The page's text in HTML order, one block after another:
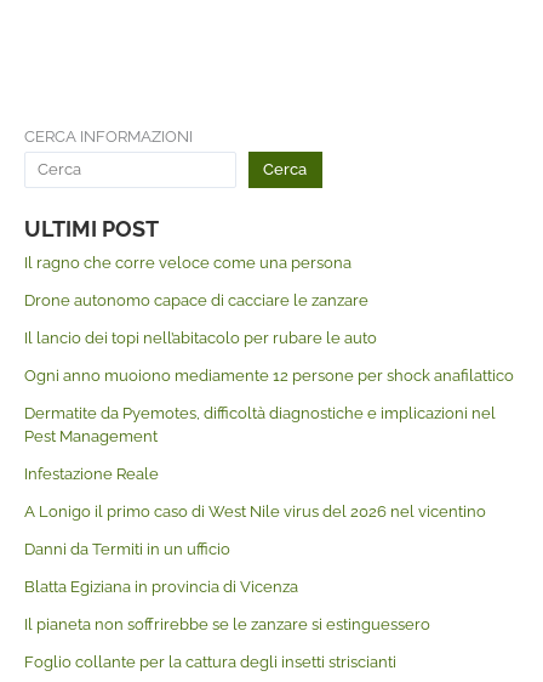
CERCA INFORMAZIONI
Cerca
ULTIMI POST
Il ragno che corre veloce come una persona
Drone autonomo capace di cacciare le zanzare
Il lancio dei topi nell’abitacolo per rubare le auto
Ogni anno muoiono mediamente 12 persone per shock anafilattico
Dermatite da Pyemotes, difficoltà diagnostiche e implicazioni nel
Pest Management
Infestazione Reale
A Lonigo il primo caso di West Nile virus del 2026 nel vicentino
Danni da Termiti in un ufficio
Blatta Egiziana in provincia di Vicenza
Il pianeta non soffrirebbe se le zanzare si estinguessero
Foglio collante per la cattura degli insetti striscianti